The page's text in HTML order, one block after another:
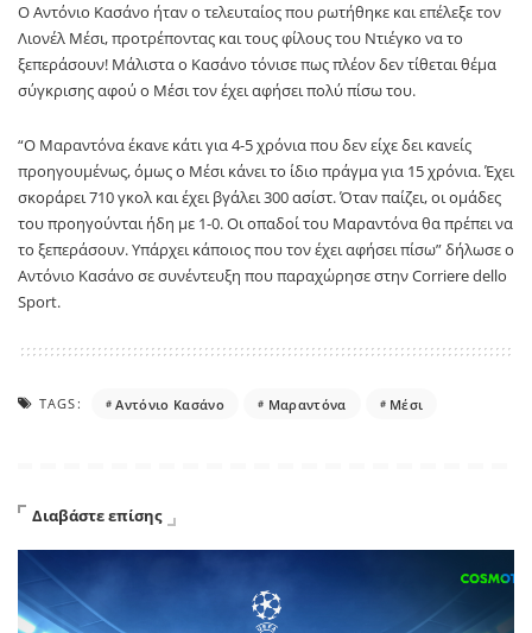
Ο Αντόνιο Κασάνο ήταν ο τελευταίος που ρωτήθηκε και επέλεξε τον
Λιονέλ Μέσι, προτρέποντας και τους φίλους του Ντιέγκο να το
ξεπεράσουν! Μάλιστα ο Κασάνο τόνισε πως πλέον δεν τίθεται θέμα
σύγκρισης αφού ο Μέσι τον έχει αφήσει πολύ πίσω του.
“Ο Μαραντόνα έκανε κάτι για 4-5 χρόνια που δεν είχε δει κανείς
προηγουμένως, όμως ο Μέσι κάνει το ίδιο πράγμα για 15 χρόνια. Έχει
σκοράρει 710 γκολ και έχει βγάλει 300 ασίστ. Όταν παίζει, οι ομάδες
του προηγούνται ήδη με 1-0. Οι οπαδοί του Μαραντόνα θα πρέπει να
το ξεπεράσουν. Υπάρχει κάποιος που τον έχει αφήσει πίσω” δήλωσε ο
Αντόνιο Κασάνο σε συνέντευξη που παραχώρησε στην Corriere dello
Sport.
TAGS: Αντόνιο Κασάνο Μαραντόνα Μέσι
Διαβάστε επίσης